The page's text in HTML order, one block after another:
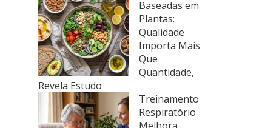
Baseadas em
Plantas:
Qualidade
Importa Mais
Que
Quantidade,
Revela Estudo
Treinamento
Respiratório